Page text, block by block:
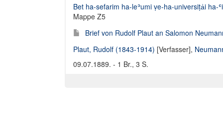
Bet ha-sefarim ha-leʾumi ṿe-ha-universiṭẚi ha-
Mappe Z5
Brief von Rudolf Plaut an Salomon
Plaut, Rudolf (1843-1914) [Verfasser],
09.07.1889. - 1 Br., 3 S.